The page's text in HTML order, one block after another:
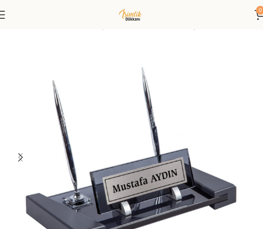
0
Kristal Masa İsimliği